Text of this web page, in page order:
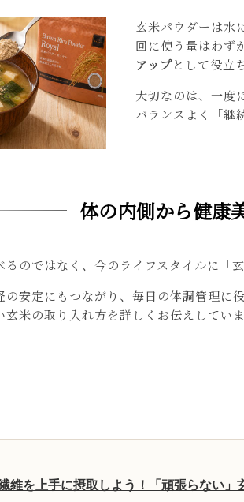
玄米パウダーは水
回に使う量はわず
アップとして役立
大切なのは、一度
バランスよく「継
体の内側から健康
のではなく、今のライフスタイルに「
の安定にもつながり、毎日の体調管理に
米の取り入れ方を詳しくお伝えしていま
維を上手に摂取しよう！「頑張らない」